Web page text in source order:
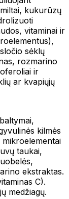
kukurūzų
vitaminai ir
sėklų
rozmarino
ir
ar kvapiųjų
kilmės
taukai,
ekstraktas.
C).
medžiagų.